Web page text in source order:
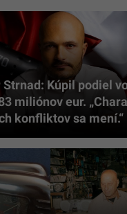
Kúpil podiel
miliónov eur.
konfliktov sa mení.“